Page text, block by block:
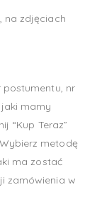
na zdjęciach
postumentu, nr
mamy
“Kup Teraz”
metodę
ma zostać
zamówienia w